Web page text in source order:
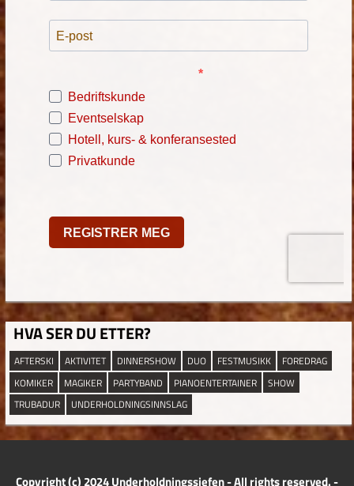
HVA SER DU ETTER?
AFTERSKI AKTIVITET DINNERSHOW DUO FESTMUSIKK
FOREDRAG
KOMIKER
MAGIKER PARTYBAND PIANOENTERTAINER
SHOW
TRUBADUR
UNDERHOLDNINGSINNSLAG
Copyright (c) 2024 Underholdningssjefen - All rights reserved. -